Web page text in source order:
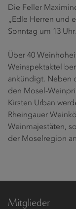
Die Feller
„Edle Herren und
Sonntag um 13 Uhr.
Über 40
Weinspektaktel
ankündigt. Neben
den Mosel-
Kirsten Urban
Rheingauer
Weinmajestäten,
der Moselregion
Mitglieder